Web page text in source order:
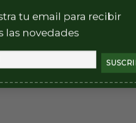
tu email para recibir
las novedades